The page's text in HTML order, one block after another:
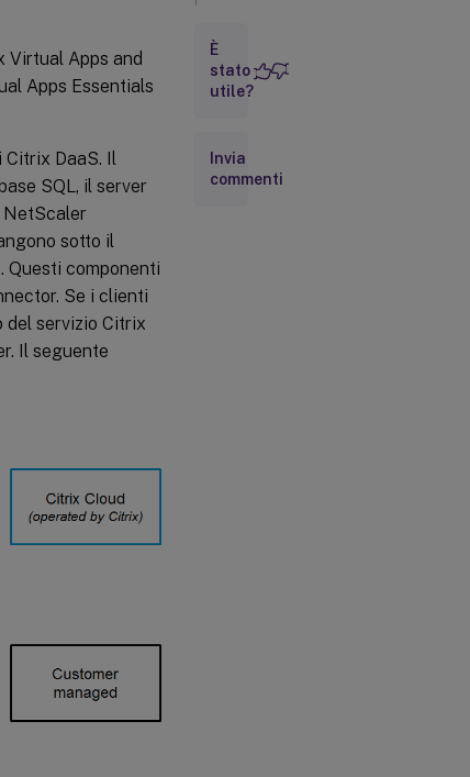
Virtual Apps and
Apps Essentials
DaaS. Il
SQL, il server
NetScaler
sotto il
Questi componenti
Se i clienti
del servizio Citrix
Il seguente
di dati
Edizioni
del
È
stato
utile?
Invia
commenti